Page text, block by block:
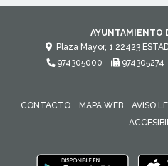
AYUNTAMIENTO
Plaza Mayor, 1 22423
974305000
974305274
CONTACTO MAPA WEB AVISO